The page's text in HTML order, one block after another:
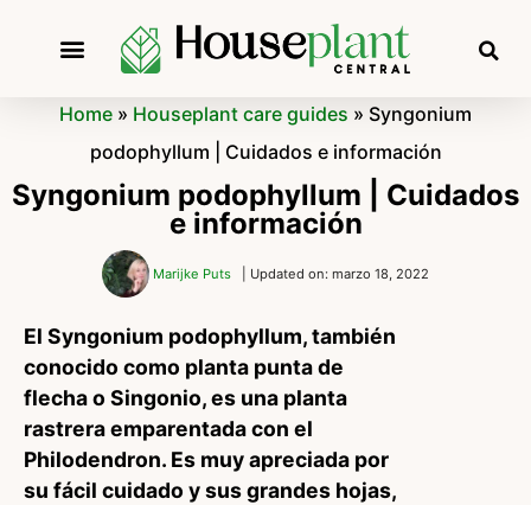
Home » Houseplant care guides » Syngonium
podophyllum | Cuidados e información
Syngonium podophyllum | Cuidados
e información
Marijke Puts | Updated on: marzo 18, 2022
El Syngonium podophyllum, también
conocido como planta punta de
flecha o Singonio, es una planta
rastrera emparentada con el
Philodendron. Es muy apreciada por
su fácil cuidado y sus grandes hojas,